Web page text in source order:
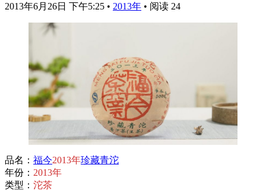
2013年6月26日 下午5:25 • 2013年 • 阅读 24
品名： 福今2013年珍藏青沱
年份： 2013年
类型： 沱茶